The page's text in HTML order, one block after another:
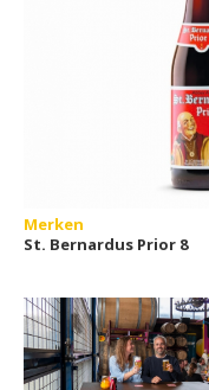
Merken
St. Bernardus Prior 8